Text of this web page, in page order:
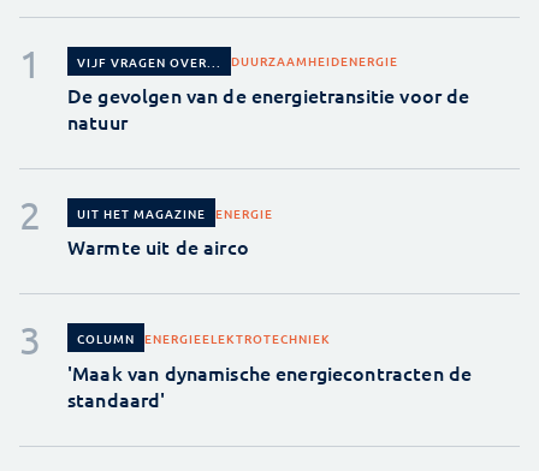
VIJF VRAGEN OVER... DUURZAAMHEIDENERGIE
De gevolgen van de energietransitie voor de
natuur
UIT HET MAGAZINE ENERGIE
Warmte uit de airco
COLUMN ENERGIEELEKTROTECHNIEK
'Maak van dynamische energiecontracten de
standaard'